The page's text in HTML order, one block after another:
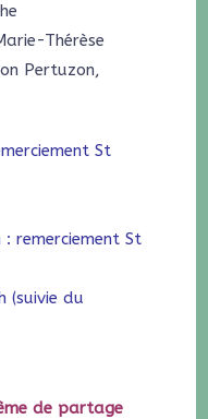
Thérèse
Pertuzon,
St
remerciement St
(suivie du
de partage